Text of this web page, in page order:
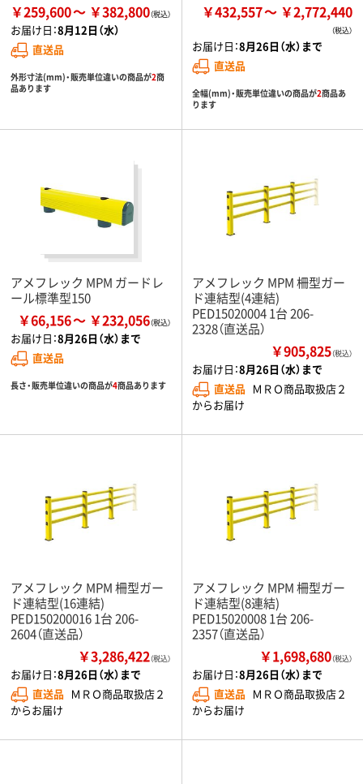
￥259,600 ￥382,800
お届け日：8月12日（水）
直送品
外形寸法(mm)・販売単位違いの商品が2商
品あります
￥432,557 ￥2,772,440
お届け日：8月26日（水）まで
直送品
全幅(mm)・販売単位違いの商品が2商品あ
ります
アメフレック MPM ガードレ
ール標準型150
￥66,156 ￥232,056
お届け日：8月26日（水）まで
直送品
長さ・販売単位違いの商品が4商品あります
アメフレック MPM 柵型ガー
ド連結型(4連結)
PED15020004 1台 206-
2328（直送品）
￥905,825（税込）
お届け日：8月26日（水）まで
直送品 ＭＲＯ商品取扱店２
からお届け
アメフレック MPM 柵型ガー
ド連結型(16連結)
PED150200016 1台 206-
2604（直送品）
￥3,286,422（税込）
お届け日：8月26日（水）まで
直送品 ＭＲＯ商品取扱店２
からお届け
アメフレック MPM 柵型ガー
ド連結型(8連結)
PED15020008 1台 206-
2357（直送品）
￥1,698,680（税込）
お届け日：8月26日（水）まで
直送品 ＭＲＯ商品取扱店２
からお届け